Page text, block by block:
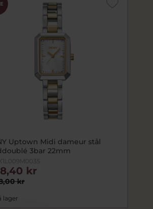
Uptown Midi dameur stål
3bar 22mm
kr
kr
lager